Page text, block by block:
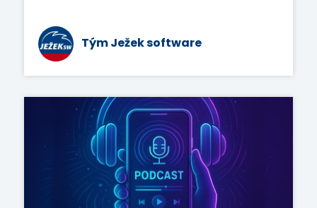
Tým Ježek software